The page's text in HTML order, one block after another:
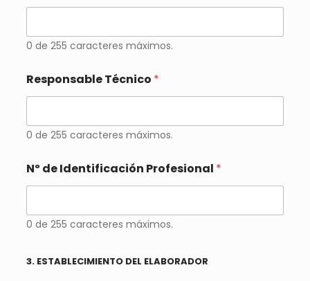
0 de 255 caracteres máximos.
Responsable Técnico *
0 de 255 caracteres máximos.
Nº de Identificación Profesional *
0 de 255 caracteres máximos.
3. ESTABLECIMIENTO DEL ELABORADOR